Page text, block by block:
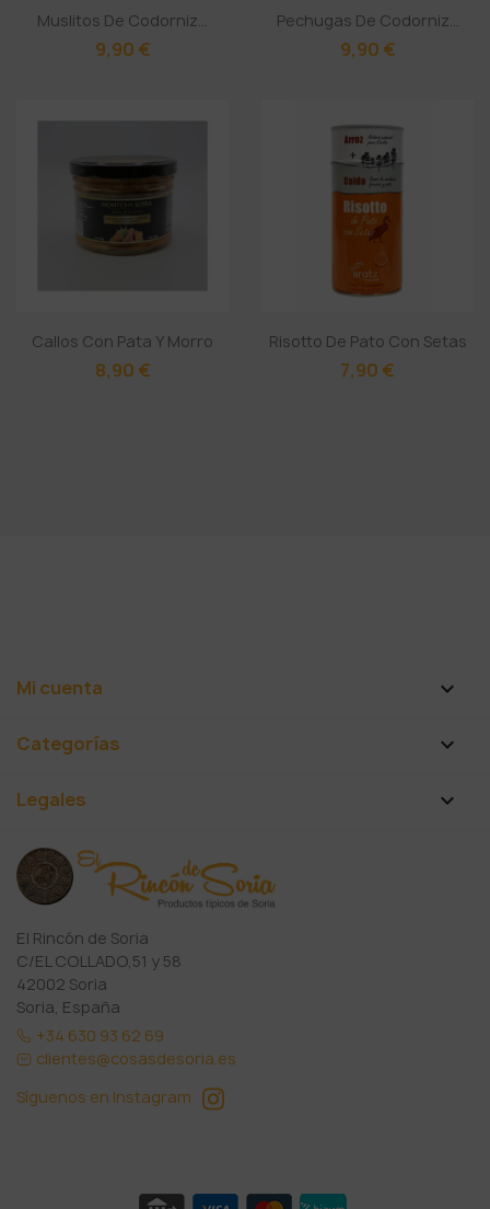
Muslitos De Codorniz...
9,90 €
Pechugas De Codorniz...
9,90 €
Callos Con Pata Y Morro
8,90 €
Risotto De Pato Con Setas
7,90 €
Mi cuenta 
Categorías 
Legales 
El Rincón de Soria
C/EL COLLADO,51 y 58
42002 Soria
Soria, España
+34 630 93 62 69
clientes@cosasdesoria.es
Síguenos en Instagram